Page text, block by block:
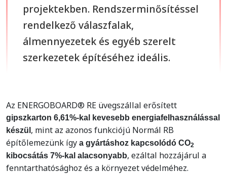
projektekben. Rendszerminősítéssel
rendelkező válaszfalak,
álmennyezetek és egyéb szerelt
szerkezetek építéséhez ideális.
Az ENERGOBOARD® RE üvegszállal erősített
gipszkarton 6,61%-kal kevesebb energiafelhasználással
készül , mint az azonos funkciójú Normál RB
építőlemezünk így a gyártáshoz kapcsolódó CO2
kibocsátás 7%-kal alacsonyabb, ezáltal hozzájárul a
fenntarthatósághoz és a környezet védelméhez.